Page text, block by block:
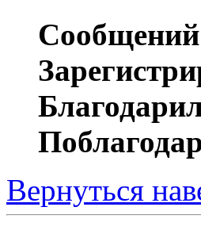
Вернуться